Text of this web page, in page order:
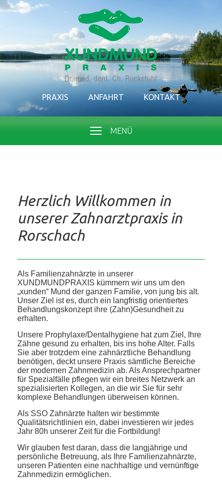
PRAXIS ANFAHRT KONTAKT
MENÜ
Herzlich Willkommen in
unserer Zahnarztpraxis in
Rorschach
Als Familienzahnärzte in unserer
XUNDMUNDPRAXIS kümmern wir uns um den
„xunden“ Mund der ganzen Familie, von jung bis alt.
Unser Ziel ist es, durch ein langfristig orientiertes
Behandlungskonzept ihre (Zahn)Gesundheit zu
erhalten.
Unsere Prophylaxe/Dentalhygiene hat zum Ziel, Ihre
Zähne gesund zu erhalten, bis ins hohe Alter. Falls
Sie aber trotzdem eine zahnärztliche Behandlung
benötigen, deckt unsere Praxis sämtliche Bereiche
der modernen Zahnmedizin ab. Als Ansprechpartner
für Spezialfälle pflegen wir ein breites Netzwerk an
spezialisierten Kollegen, an die wir Sie für sehr
komplexe Behandlungen überweisen können.
Als SSO Zahnärzte halten wir bestimmte
Qualitätsrichtlinien ein, dabei investieren wir jedes
Jahr 80h unserer Zeit für die Fortbildung!
Wir glauben fest daran, dass die langjährige und
persönliche Betreuung, als Ihre Familienzahnärzte,
unseren Patienten eine nachhaltige und vernünftige
Zahnmedizin ermöglichen.